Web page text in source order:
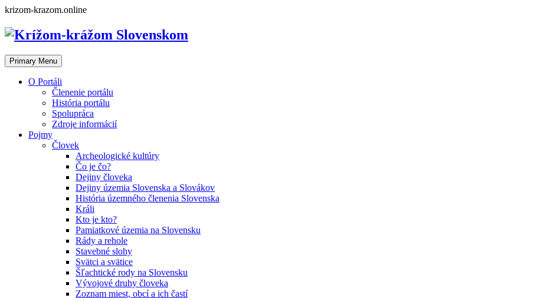
Skip
content
krizom-krazom.online
Primary Menu
O Portáli
Členenie portálu
História portálu
Spolupráca
Zdroje informácií
Pojmy
Človek
Archeologické kultúry
Čo je čo?
Dejiny človeka
Dejiny územia Slovenska a Slovákov
História územného členenia Slovenska
Králi
Kto je kto?
Pamiatkové územia na Slovensku
Rády a rehole
Stavebné slohy
Svätci a svätice
Šľachtické rody na Slovensku
Vývojové druhy človeka
Zoznam miest, obcí a ich častí